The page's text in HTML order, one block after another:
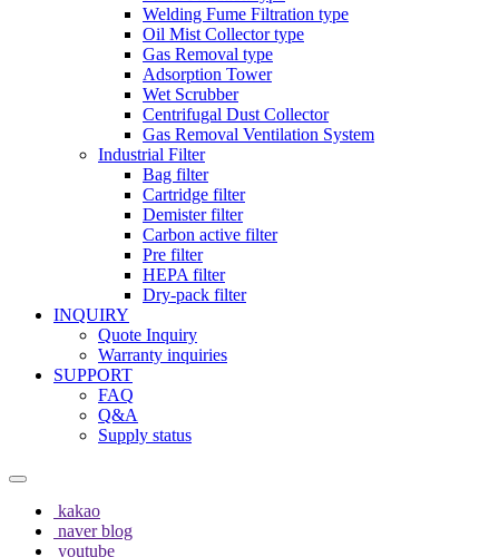
Welding Fume Filtration type
Oil Mist Collector type
Gas Removal type
Adsorption Tower
Wet Scrubber
Centrifugal Dust Collector
Gas Removal Ventilation System
Industrial Filter
Bag filter
Cartridge filter
Demister filter
Carbon active filter
Pre filter
HEPA filter
Dry-pack filter
INQUIRY
Quote Inquiry
Warranty inquiries
SUPPORT
FAQ
Q&A
Supply status
kakao
naver blog
youtube